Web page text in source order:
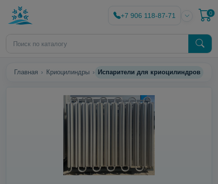
+7 906 118-87-71 0
Главная Криоцилиндры Испарители для криоцилиндров